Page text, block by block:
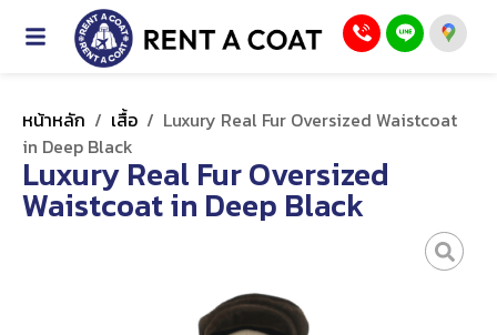
หน้าหลัก / เสื้อ / Luxury Real Fur Oversized Waistcoat
in Deep Black
Luxury Real Fur Oversized
Waistcoat in Deep Black